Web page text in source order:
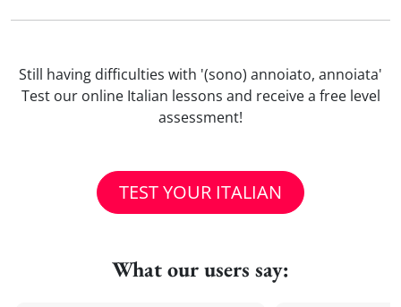
Still having difficulties with '(sono) annoiato, annoiata'
Test our online Italian lessons and receive a free level
assessment!
TEST YOUR ITALIAN
What our users say: